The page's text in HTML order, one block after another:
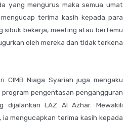
yang mengurus maka semua umat
terima kasih kepada para
sibuk bekerja, meeting atau bertemu
oleh mereka dan tidak terkena
CIMB Niaga Syariah juga mengaku
pengentasan pengangguran
dijalankan LAZ Al Azhar. Mewakili
mengucapkan terima kasih kepada